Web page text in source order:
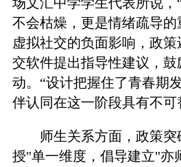
不会枯燥，更是情绪疏导
虚拟社交的负面影响，政
交软件提出指导性建议，
动。“设计把握住了青春期
伴认同在这一阶段具有不可
师生关系方面，政策
授"单一维度，倡导建立"亦